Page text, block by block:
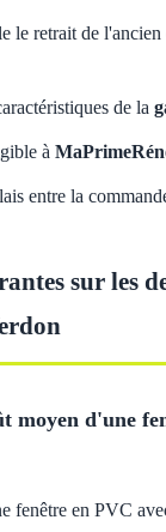
le retrait de
de la
à
entre la
sur les
moyen d'une
fenêtre en PVC